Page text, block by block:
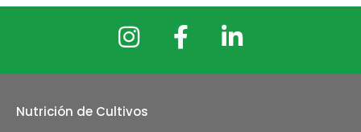
Nutrición de Cultivos